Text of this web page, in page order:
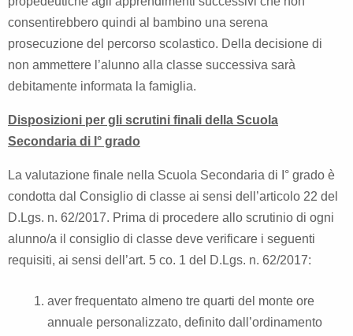
consentirebbero quindi al bambino una serena
prosecuzione del percorso scolastico. Della decisione di
non ammettere l’alunno alla classe successiva sarà
debitamente informata la famiglia.
Disposizioni per gli scrutini finali della Scuola
Secondaria di I° grado
La valutazione finale nella Scuola Secondaria di I° grado è
condotta dal Consiglio di classe ai sensi dell’articolo 22 del
D.Lgs. n. 62/2017. Prima di procedere allo scrutinio di ogni
alunno/a il consiglio di classe deve verificare i seguenti
requisiti, ai sensi dell’art. 5 co. 1 del D.Lgs. n. 62/2017:
aver frequentato almeno tre quarti del monte ore
annuale personalizzato, definito dall’ordinamento